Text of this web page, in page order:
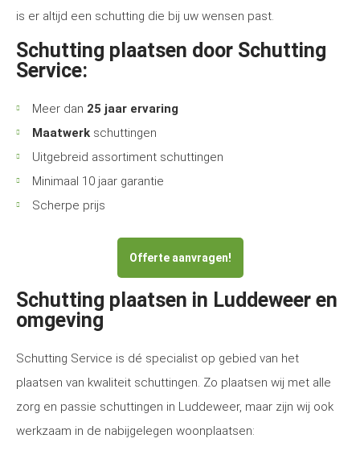
is er altijd een schutting die bij uw wensen past.
Schutting plaatsen door Schutting
Service:
Meer dan 25 jaar ervaring
Maatwerk schuttingen
Uitgebreid assortiment schuttingen
Minimaal 10 jaar garantie
Scherpe prijs
Offerte aanvragen!
Schutting plaatsen in Luddeweer en
omgeving
Schutting Service is dé specialist op gebied van het
plaatsen van kwaliteit schuttingen. Zo plaatsen wij met alle
zorg en passie schuttingen in Luddeweer, maar zijn wij ook
werkzaam in de nabijgelegen woonplaatsen: